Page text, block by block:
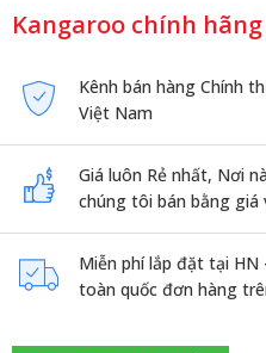
Kangaroo chính
Kênh bán hàng Chính
Việt Nam
Giá luôn Rẻ nhất, Nơi
chúng tôi bán bằng giá
Miễn phí lắp đặt tại HN
toàn quốc đơn hàng